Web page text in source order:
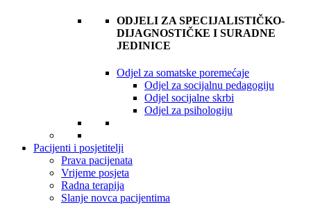
ODJELI ZA SPECIJALISTIČKO-
DIJAGNOSTIČKE I SURADNE
JEDINICE
Odjel za somatske poremećaje
Odjel za socijalnu pedagogiju
Odjel socijalne skrbi
Odjel za psihologiju
Pacijenti i posjetitelji
Prava pacijenata
Vrijeme posjeta
Radna terapija
Slanje novca pacijentima